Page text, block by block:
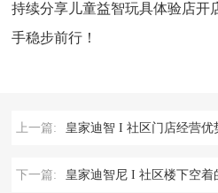
持续分享儿童益智玩具体验店开
手稳步前行！
上一篇: 皇家迪智 I 社区门店经营优
下一篇: 皇家迪智尼 I 社区楼下空着